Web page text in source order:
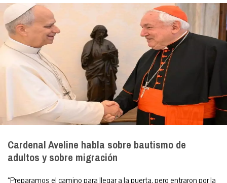
Cardenal Aveline habla sobre bautismo de
adultos y sobre migración
“Preparamos el camino para llegar a la puerta, pero entraron por la